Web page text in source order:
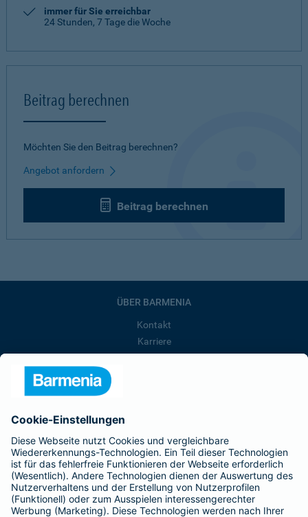
immer für Sie erreichbar
24 Stunden, 7 Tage die Woche
Beitrag berechnen
Möchten Sie den Beitrag berechnen?
Angebot anfordern
Beitrag berechnen
ÜBER BARMENIA
Kontakt
Karriere
Barmenia ist Teil der BarmeniaGothaer
BELIEBTE SEITEN
Kranken-Zusatzversicherung
Tierversicherungen
Haftpflichtversicherung